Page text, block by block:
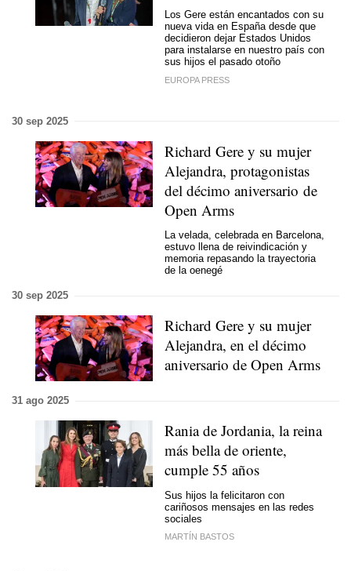
Los Gere están encantados con su
nueva vida en España desde que
decidieron dejar Estados Unidos
para instalarse en nuestro país con
sus hijos el pasado otoño
EUROPA PRESS
30 sep 2025
Richard Gere y su mujer
Alejandra, protagonistas
del décimo aniversario de
Open Arms
La velada, celebrada en Barcelona,
estuvo llena de reivindicación y
memoria repasando la trayectoria
de la oenegé
30 sep 2025
Richard Gere y su mujer
Alejandra, en el décimo
aniversario de Open Arms
31 ago 2025
Rania de Jordania, la reina
más bella de oriente,
cumple 55 años
Sus hijos la felicitaron con
cariñosos mensajes en las redes
sociales
MARTÍN BASTOS